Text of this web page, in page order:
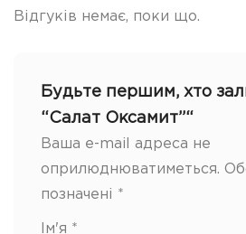
Відгуків немає, поки що.
Будьте першим, хто
“Салат Оксамит”“
Ваша e-mail адреса не
оприлюднюватиметься.
позначені *
Ім'я *